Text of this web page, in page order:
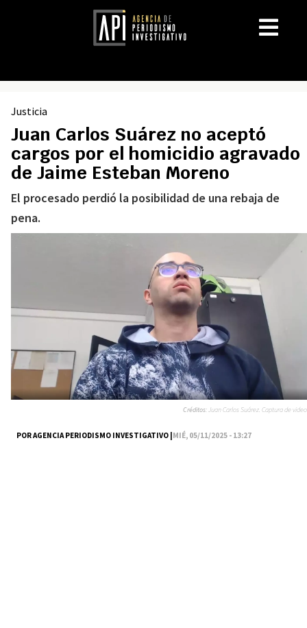
Justicia
Juan Carlos Suárez no aceptó
cargos por el homicidio agravado
de Jaime Esteban Moreno
El procesado perdió la posibilidad de una rebaja de
pena.
POR AGENCIA PERIODISMO INVESTIGATIVO |MIÉ, 05/11/2025 - 13:27
Créditos:Juan Carlos Suárez. Captura de video